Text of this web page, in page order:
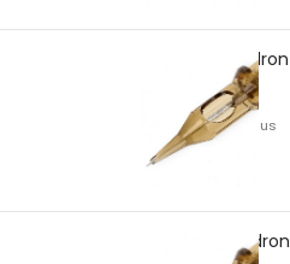
7RS/35 – Kwadron
6,70lei TVA inclus
9RS/30 – Kwadron